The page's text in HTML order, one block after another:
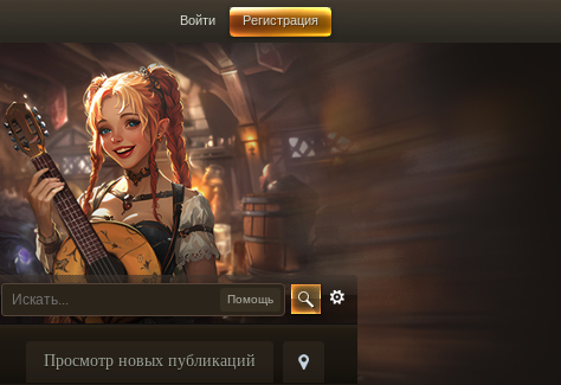
Войти Регистрация
Помощь
Просмотр новых публикаций